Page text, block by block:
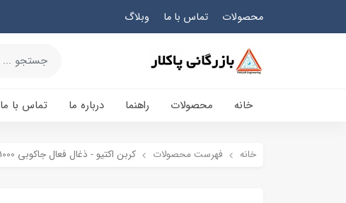
محصولات تماس با ما وبلاگ
خانه محصولات راهنما درباره ما تماس با ما
خانه فهرست محصولات کربن اکتیو - ذغال فعال جاکوبی 1000